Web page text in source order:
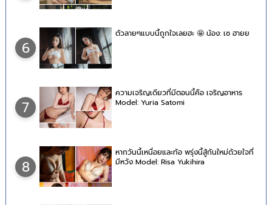
6
ตัวลายๆแบบนี้ถูกใจเลยฮะ 🤩 น้อง: เซ ฮายย
7
ความเจริญเดียวที่มีตอนนี้คือ เจริญอาหาร
Model: Yuria Satomi
8
หากวันนี้เหนื่อยและท้อ พรุ่งนี้สู้กันใหม่ด้วยใจที่
มีหวัง Model: Risa Yukihira